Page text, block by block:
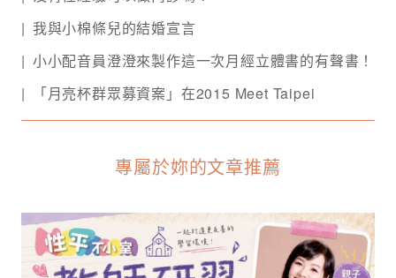
我與小棉條兒的結婚宣言
小小配音員澄澄來製作這一次月經立體書的有聲書！
「月亮杯群眾募資案」在2015 Meet Taipei
專屬於妳的文章推薦